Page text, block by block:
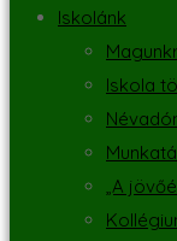
Iskolánk
Iskola
„A